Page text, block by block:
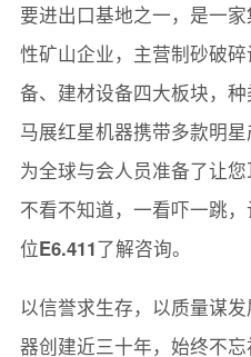
要进出口基地之一，是一
性矿山企业，主营制砂破
备、建材设备四大板块，
马展红星机器携带多款明星
为全球与会人员准备了让您
不看不知道，一看吓一跳
位E6.411了解咨询。
以信誉求生存，以质量谋
器创建近三十年，始终不